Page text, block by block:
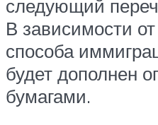
следующий
В зависимости
способа
будет дополнен
бумагами.